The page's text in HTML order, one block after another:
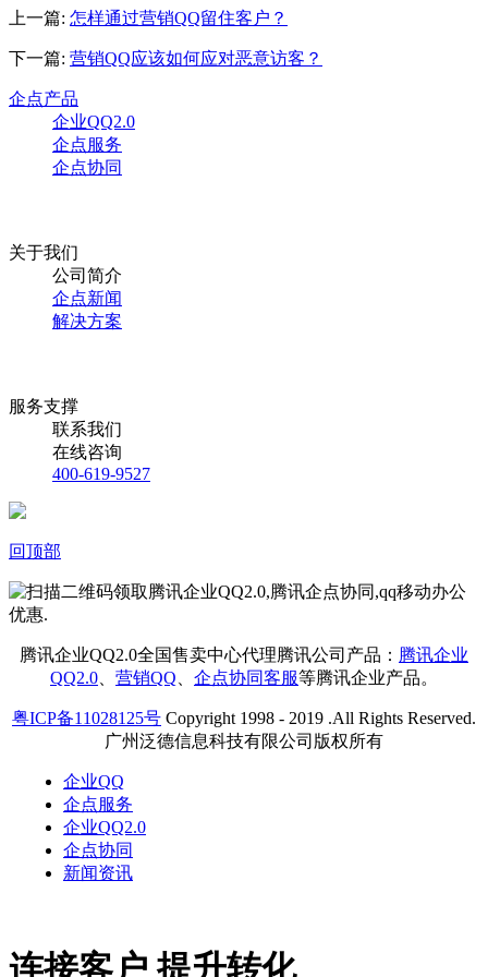
上一篇: 怎样通过营销QQ留住客户？
下一篇: 营销QQ应该如何应对恶意访客？
企点产品
企业QQ2.0
企点服务
企点协同
关于我们
公司简介
企点新闻
解决方案
服务支撑
联系我们
在线咨询
400-619-9527
回顶部
腾讯企业QQ2.0全国售卖中心代理腾讯公司产品： 腾讯企业
QQ2.0
营销QQ 企点协同客服等腾讯企业产品。
粤ICP备11028125号 Copyright 1998 - 2019 .All Rights Reserved.
广州泛德信息科技有限公司版权所有
企业QQ
企点服务
企业QQ2.0
企点协同
新闻资讯
连接客户 提升转化